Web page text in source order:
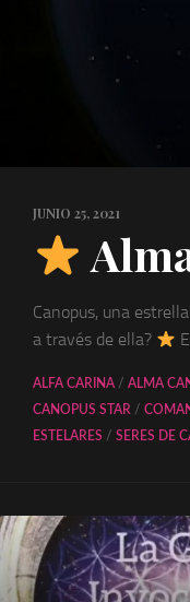
JUNIO 25, 2021
Canopus, una
a través de ella?
ALFA CARINA / ALMA
CANOPUS STAR /
ESTELARES / SERES DE